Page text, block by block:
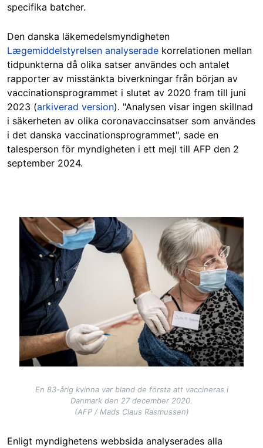
specifika batcher.
Den danska läkemedelsmyndigheten
Lægemiddelstyrelsen analyserade korrelationen mellan
tidpunkterna då olika satser användes och antalet
rapporter av misstänkta biverkningar från början av
vaccinationsprogrammet i slutet av 2020 fram till juni
2023 (arkiverad version). "Analysen visar ingen skillnad
i säkerheten av olika coronavaccinsatser som användes
i det danska vaccinationsprogrammet", sade en
talesperson för myndigheten i ett mejl till AFP den 2
september 2024.
Image
En 83-årig kvinna var bland de första att vaccineras i
Danmark den 27 december 2020.
(AFP / Mads Claus Rasmussen)
Enligt myndighetens webbsida analyserades alla